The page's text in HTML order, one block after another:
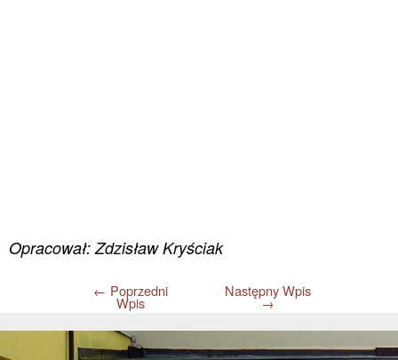
Opracował: Zdzisław Kryściak
← Poprzedni
Wpis
Następny Wpis
→